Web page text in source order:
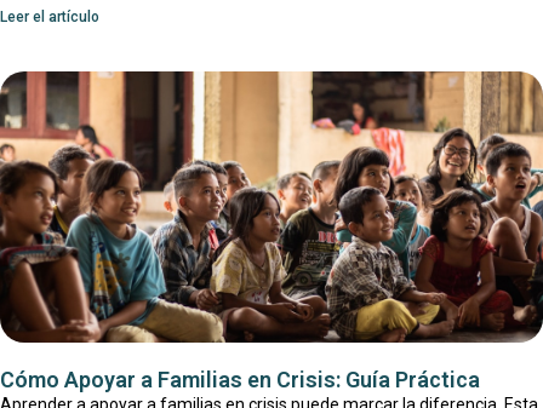
Leer el artículo
Cómo Apoyar a Familias en Crisis: Guía Práctica